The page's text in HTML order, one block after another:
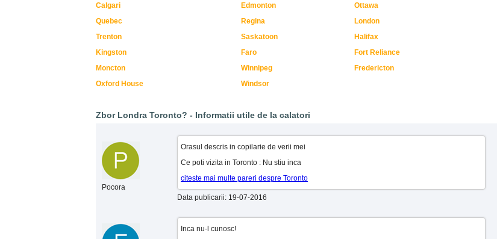
Calgari
Edmonton
Ottawa
Quebec
Regina
London
Trenton
Saskatoon
Halifax
Kingston
Faro
Fort Reliance
Moncton
Winnipeg
Fredericton
Oxford House
Windsor
Zbor Londra Toronto? - Informatii utile de la calatori
Pocora
Orasul descris in copilarie de verii mei
Ce poti vizita in Toronto : Nu stiu inca
citeste mai multe pareri despre Toronto
Data publicarii: 19-07-2016
Inca nu-l cunosc!